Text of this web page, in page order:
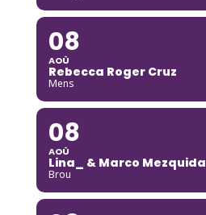
08
AOÛ
Rebecca Roger Cruz
Mens
08
AOÛ
Lina_ & Marco Mezquida
Brou